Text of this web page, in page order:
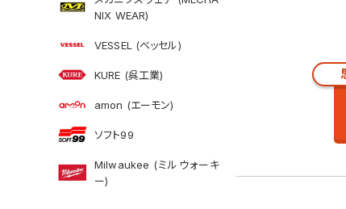
NIX WEAR)
VESSEL (ベッセル)
KURE (呉工業)
amon (エーモン)
ソフト99
Milwaukee (ミルウォーキ
ー)